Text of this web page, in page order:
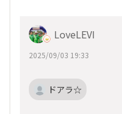
LoveLEVI
2025/09/03 19:33
ドアラ☆